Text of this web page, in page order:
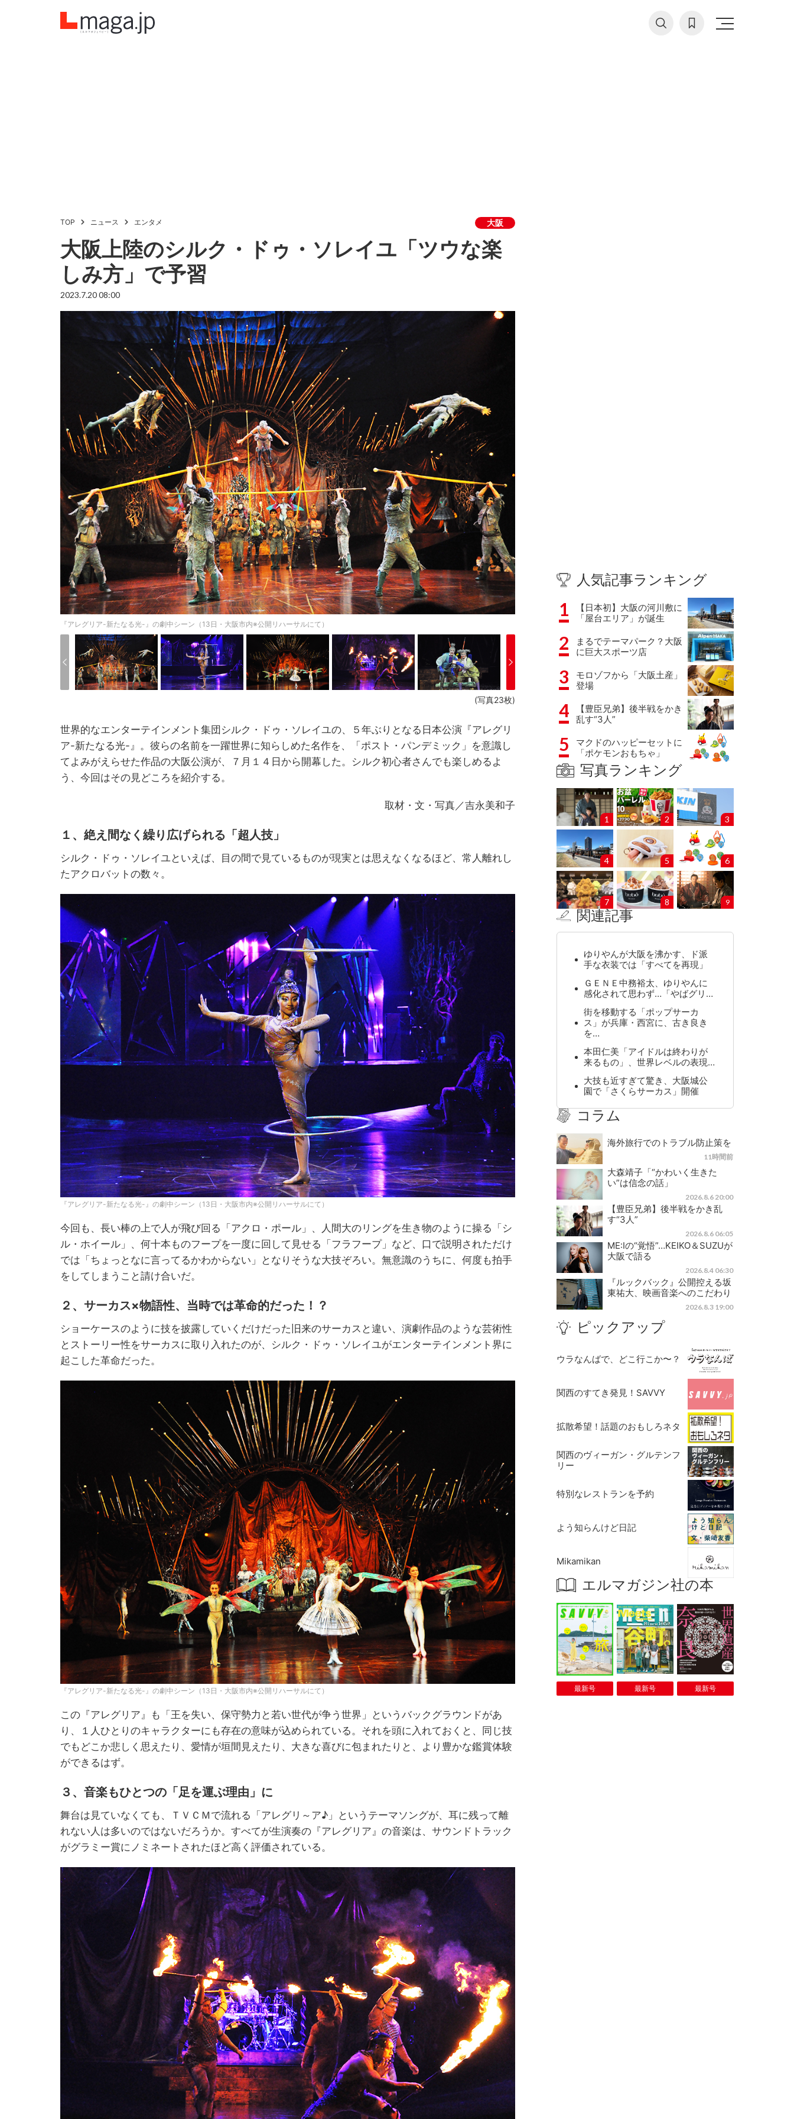
TOP ニュース エンタメ 大阪
大阪上陸のシルク・ドゥ・ソレイユ「ツウな楽
しみ方」で予習
2023.7.20 08:00
『アレグリア-新たなる光-』の劇中シーン（13日・大阪市内※公開リハーサルにて）
(写真23枚)
世界的なエンターテインメント集団シルク・ドゥ・ソレイユの、５年ぶりとなる日本公演『アレグリ
ア-新たなる光-』。彼らの名前を一躍世界に知らしめた名作を、「ポスト・パンデミック」を意識し
てよみがえらせた作品の大阪公演が、７月１４日から開幕した。シルク初心者さんでも楽しめるよ
う、今回はその見どころを紹介する。
取材・文・写真／吉永美和子
１、絶え間なく繰り広げられる「超人技」
シルク・ドゥ・ソレイユといえば、目の間で見ているものが現実とは思えなくなるほど、常人離れし
たアクロバットの数々。
『アレグリア-新たなる光-』の劇中シーン（13日・大阪市内※公開リハーサルにて）
今回も、長い棒の上で人が飛び回る「アクロ・ポール」、人間大のリングを生き物のように操る「シ
ル・ホイール」、何十本ものフープを一度に回して見せる「フラフープ」など、口で説明されただけ
では「ちょっとなに言ってるかわからない」となりそうな大技ぞろい。無意識のうちに、何度も拍手
をしてしまうこと請け合いだ。
２、サーカス×物語性、当時では革命的だった！？
ショーケースのように技を披露していくだけだった旧来のサーカスと違い、演劇作品のような芸術性
とストーリー性をサーカスに取り入れたのが、シルク・ドゥ・ソレイユがエンターテインメント界に
起こした革命だった。
『アレグリア-新たなる光-』の劇中シーン（13日・大阪市内※公開リハーサルにて）
この『アレグリア』も「王を失い、保守勢力と若い世代が争う世界」というバックグラウンドがあ
り、１人ひとりのキャラクターにも存在の意味が込められている。それを頭に入れておくと、同じ技
でもどこか悲しく思えたり、愛情が垣間見えたり、大きな喜びに包まれたりと、より豊かな鑑賞体験
ができるはず。
３、音楽もひとつの「足を運ぶ理由」に
舞台は見ていなくても、ＴＶＣＭで流れる「アレグリ～ア♪」というテーマソングが、耳に残って離
れない人は多いのではないだろうか。すべてが生演奏の『アレグリア』の音楽は、サウンドトラック
がグラミー賞にノミネートされたほど高く評価されている。
人気記事ランキング
1
【日本初】大阪の河川敷に
「屋台エリア」が誕生
2
まるでテーマパーク？大阪
に巨大スポーツ店
3
モロゾフから「大阪土産」
登場
4
【豊臣兄弟】後半戦をかき
乱す“3人”
5
マクドのハッピーセットに
「ポケモンおもちゃ」
写真ランキング
1 2 3
4 5 6
7 8 9
関連記事
ゆりやんが大阪を沸かす、ド派
手な衣装では「すべてを再現」
ＧＥＮＥ中務裕太、ゆりやんに
感化されて思わず…「やばグリ…
街を移動する「ポップサーカ
ス」が兵庫・西宮に、古き良き
を…
本田仁美「アイドルは終わりが
来るもの」、世界レベルの表現…
大技も近すぎて驚き、大阪城公
園で「さくらサーカス」開催
コラム
海外旅行でのトラブル防止策を
11時間前
大森靖子「“かわいく生きた
い”は信念の話」
2026.8.6 20:00
【豊臣兄弟】後半戦をかき乱
す“3人”
2026.8.6 06:05
ME:Iの“覚悟”…KEIKO＆SUZUが
大阪で語る
2026.8.4 06:30
『ルックバック』公開控える坂
東祐大、映画音楽へのこだわり
2026.8.3 19:00
ピックアップ
ウラなんばで、どこ行こか〜？
関西のすてき発見！SAVVY
拡散希望！話題のおもしろネタ
関西のヴィーガン・グルテンフ
リー
特別なレストランを予約
よう知らんけど日記
Mikamikan
エルマガジン社の本
最新号 最新号 最新号